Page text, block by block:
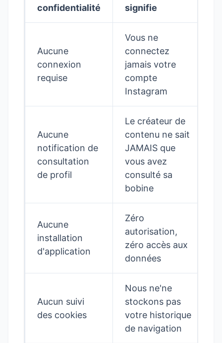
confidentialité
signifie
Aucune
connexion
requise
Vous ne
connectez
jamais votre
compte
Instagram
Aucune
notification de
consultation
de profil
Le créateur de
contenu ne sait
JAMAIS que
vous avez
consulté sa
bobine
Aucune
installation
d'application
Zéro
autorisation,
zéro accès aux
données
Aucun suivi
des cookies
Nous ne'ne
stockons pas
votre historique
de navigation